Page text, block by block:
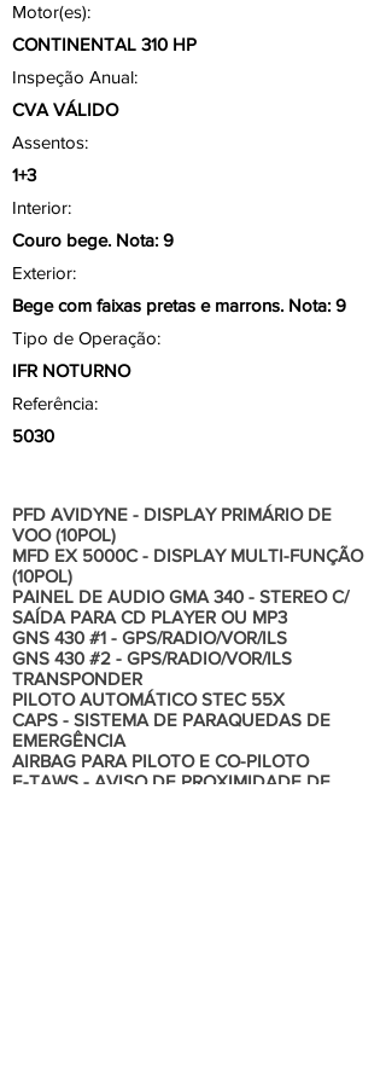
Motor(es):
CONTINENTAL 310 HP
Inspeção Anual:
CVA VÁLIDO
Assentos:
1+3
Interior:
Couro bege. Nota: 9
Exterior:
Bege com faixas pretas e marrons. Nota: 9
Tipo de Operação:
IFR NOTURNO
Referência:
5030
PFD AVIDYNE - DISPLAY PRIMÁRIO DE
VOO (10POL)
MFD EX 5000C - DISPLAY MULTI-FUNÇÃO
(10POL)
PAINEL DE AUDIO GMA 340 - STEREO C/
SAÍDA PARA CD PLAYER OU MP3
GNS 430 #1 - GPS/RADIO/VOR/ILS
GNS 430 #2 - GPS/RADIO/VOR/ILS
TRANSPONDER
PILOTO AUTOMÁTICO STEC 55X
CAPS - SISTEMA DE PARAQUEDAS DE
EMERGÊNCIA
AIRBAG PARA PILOTO E CO-PILOTO
E-TAWS - AVISO DE PROXIMIDADE DE